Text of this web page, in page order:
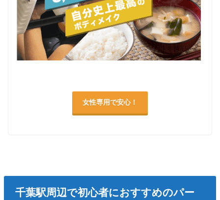
女性専用で安心！
千葉駅周辺で初心者におすすめのパー